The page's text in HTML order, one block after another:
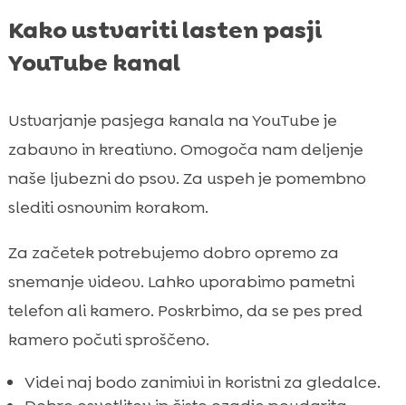
Kako ustvariti lasten pasji
YouTube kanal
Ustvarjanje pasjega kanala na YouTube je
zabavno in kreativno. Omogoča nam deljenje
naše ljubezni do psov. Za uspeh je pomembno
slediti osnovnim korakom.
Za začetek potrebujemo dobro opremo za
snemanje videov. Lahko uporabimo pametni
telefon ali kamero. Poskrbimo, da se pes pred
kamero počuti sproščeno.
Videi naj bodo zanimivi in koristni za gledalce.